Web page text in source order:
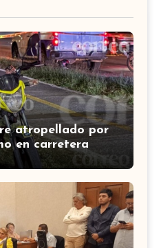
atropellado por
en carretera
del Rincón